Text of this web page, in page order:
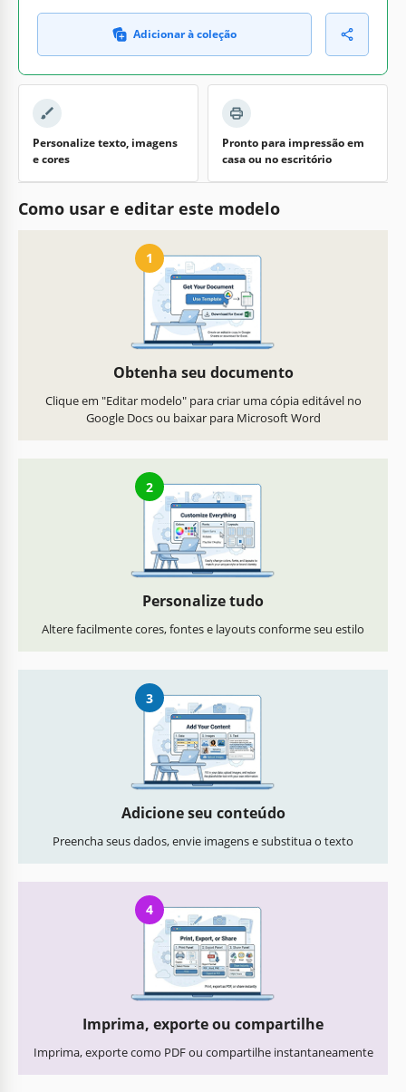
Adicionar à coleção
Personalize texto, imagens
e cores
Pronto para impressão em
casa ou no escritório
Como usar e editar este modelo
1
Obtenha seu documento
Clique em "Editar modelo" para criar uma cópia editável no
Google Docs ou baixar para Microsoft Word
2
Personalize tudo
Altere facilmente cores, fontes e layouts conforme seu estilo
3
Adicione seu conteúdo
Preencha seus dados, envie imagens e substitua o texto
4
Imprima, exporte ou compartilhe
Imprima, exporte como PDF ou compartilhe instantaneamente